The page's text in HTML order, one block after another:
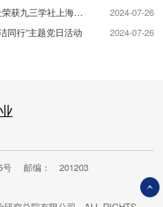
委参政议政工作多项荣誉
2024-07-26
同行”主题党日活动
2024-07-26
号 邮编： 201203